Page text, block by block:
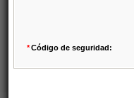
*Código de seguridad: